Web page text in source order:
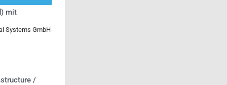
mit
Systems GmbH
/